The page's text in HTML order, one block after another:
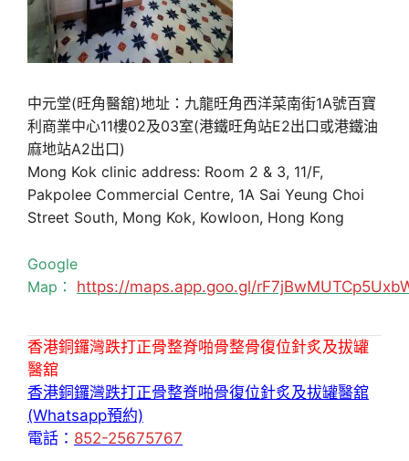
中元堂(旺角醫舘)地址：九龍旺角西洋菜南街1A號百寶
利商業中心11樓02及03室(港鐵旺角站E2出口或港鐵油
麻地站A2出口)
Mong Kok clinic address: Room 2 & 3, 11/F,
Pakpolee Commercial Centre, 1A Sai Yeung Choi
Street South, Mong Kok, Kowloon, Hong Kong
Google
Map： https://maps.app.goo.gl/
香港銅鑼灣跌打正骨整脊啪骨整骨復位針炙及拔罐
醫舘
香港銅鑼灣跌打正骨整脊啪骨復位針炙及拔罐醫舘
(Whatsapp預約)
電話： 852-25675767